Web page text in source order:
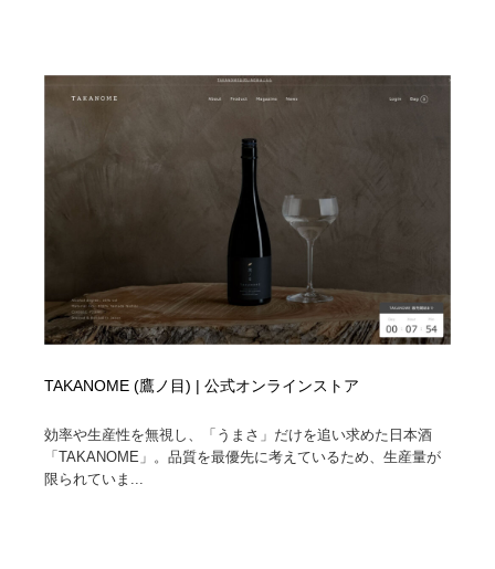
TAKANOME (鷹ノ目) | 公式オンラインストア
効率や生産性を無視し、「うまさ」だけを追い求めた日本酒
「TAKANOME」。品質を最優先に考えているため、生産量が
限られていま...